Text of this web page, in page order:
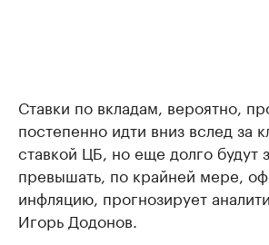
Ставки по вкладам, вероятно,
постепенно идти вниз вслед за
ставкой ЦБ, но еще долго будут
превышать, по крайней мере,
инфляцию, прогнозирует
Игорь Додонов.